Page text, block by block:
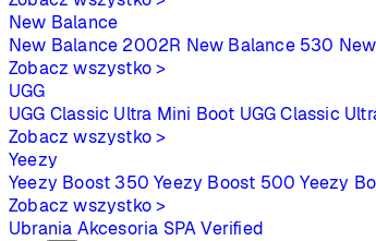
New Balance
New Balance 2002R New Balance 530
Zobacz wszystko >
UGG
UGG Classic Ultra Mini Boot UGG Classic
Zobacz wszystko >
Yeezy
Yeezy Boost 350 Yeezy Boost 500 Yeezy
Zobacz wszystko >
Ubrania Akcesoria SPAVerified